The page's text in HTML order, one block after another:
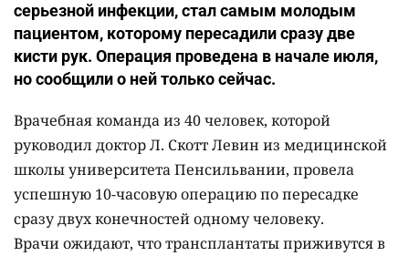
серьезной инфекции, стал самым молодым
пациентом, которому пересадили сразу две
кисти рук. Операция проведена в начале июля,
но сообщили о ней только сейчас.
Врачебная команда из 40 человек, которой
руководил доктор Л. Скотт Левин из медицинской
школы университета Пенсильвании, провела
успешную 10-часовую операцию по пересадке
сразу двух конечностей одному человеку.
Врачи ожидают, что трансплантаты приживутся в